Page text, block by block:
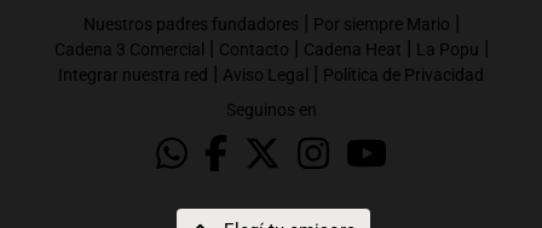
Nuestros padres fundadores | Por siempre Mario |
Cadena 3 Comercial | Contacto | Cadena Heat | La Popu |
Integrar nuestra red | Aviso Legal | Política de Privacidad
Seguinos en